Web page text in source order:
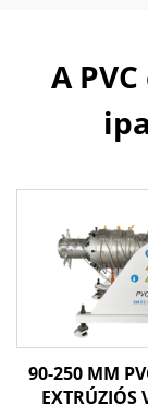
A
90-250 MM
EXTRÚZIÓS